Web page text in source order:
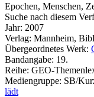
Epochen, Menschen,
Suche nach diesem
Jahr: 2007
Verlag: Mannheim,
Übergeordnetes Werk:
Bandangabe: 19.
Reihe: GEO-
Mediengruppe: SB/
lädt